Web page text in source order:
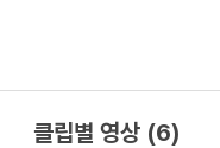
클립별 영상 (6)